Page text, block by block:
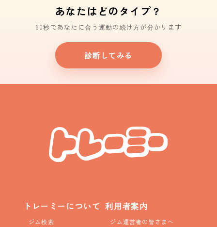
あなたはどのタイプ？
60秒であなたに合う運動の続け方が分かります
診断してみる
トレーミーについて
ジム検索
利用者案内
ジム運営者の皆さまへ